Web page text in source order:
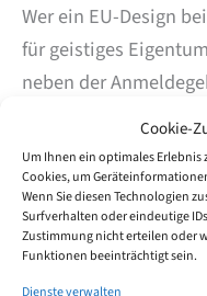
Cookie-
Um Ihnen ein optimales
Cookies, um
Wenn Sie diesen Technologien
Surfverhalten oder eindeutige
Zustimmung nicht erteilen oder
Funktionen beeinträchtigt sein.
Dienste verwalten
Wer ein EU-Design
für geistiges
neben der
gilt zunächst für fünf
schrittweise bis auf
werden – und das
Mitgliedstaaten. Seit
Mai 2025 gelten dabei